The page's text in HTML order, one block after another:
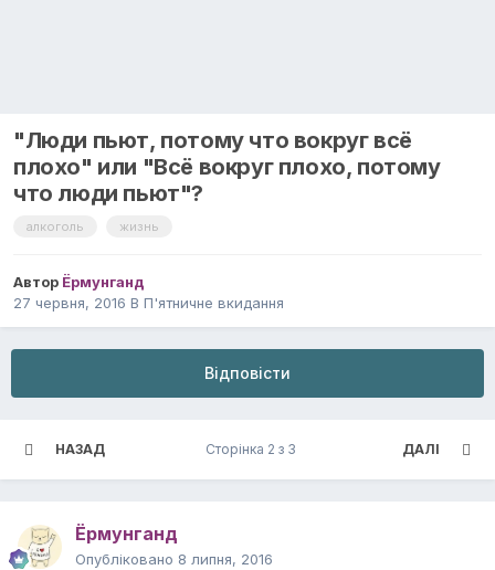
"Люди пьют, потому что вокруг всё
плохо" или "Всё вокруг плохо, потому
что люди пьют"?
алкоголь жизнь
Автор Ёрмунганд
27 червня, 2016 В П'ятничне вкидання
Відповісти
НАЗАД ДАЛІ
Сторінка 2 з 3
Ёрмунганд
Опубліковано 8 липня, 2016